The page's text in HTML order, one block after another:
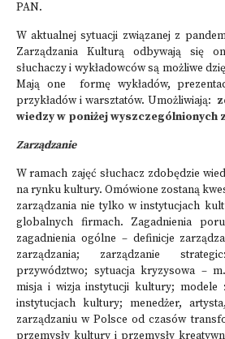
PAN.
W aktualnej sytuacji związanej z
Zarządzania Kulturą odbywają się
słuchaczy i wykładowców są możliwe
Mają one formę wykładów,
przykładów i warsztatów. Umożliwiają:
wiedzy w poniżej wyszczególnionych
Zarządzanie
W ramach zajęć słuchacz zdobędzie
na rynku kultury. Omówione zostaną
zarządzania nie tylko w instytucjach
globalnych firmach. Zagadnienia
zagadnienia ogólne – definicje
zarządzania; zarządzanie
przywództwo; sytuacja kryzysowa –
misja i wizja instytucji kultury; modele
instytucjach kultury; menedżer,
zarządzaniu w Polsce od czasów
przemysły kultury i przemysły